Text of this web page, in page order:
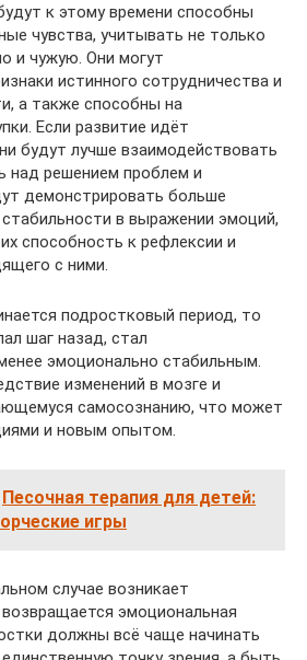
к этому времени способны
чувства, учитывать не только
и чужую. Они могут
истинного сотрудничества и
а также способны на
Если развитие идёт
будут лучше взаимодействовать
над решением проблем и
демонстрировать больше
в выражении эмоций,
способность к рефлексии и
с ними.
подростковый период, то
шаг назад, стал
эмоционально стабильным.
изменений в мозге и
самосознанию, что может
и новым опытом.
Песочная терапия для детей:
игры
случае возникает
эмоциональная
должны всё чаще начинать